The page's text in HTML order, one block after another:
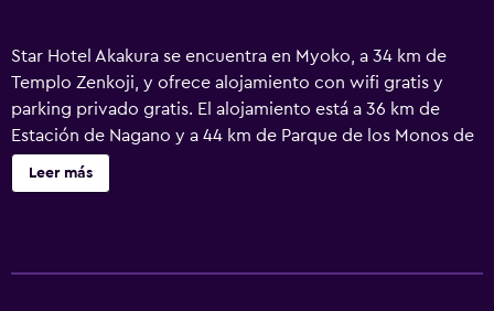
Star Hotel Akakura se encuentra en Myoko, a 34 km de
Templo Zenkoji, y ofrece alojamiento con wifi gratis y
parking privado gratis. El alojamiento está a 36 km de
Estación de Nagano y a 44 km de Parque de los Monos de
Jigokudani, y dispone de un punto de venta de forfaits y
guardaesquíes. El ryokan dispone de baño termal y
Leer más